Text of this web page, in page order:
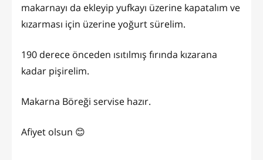
makarnayı da ekleyip yufkayı üzerine kapatalım ve
kızarması için üzerine yoğurt sürelim.
190 derece önceden ısıtılmış fırında kızarana
kadar pişirelim.
Makarna Böreği servise hazır.
Afiyet olsun 😊